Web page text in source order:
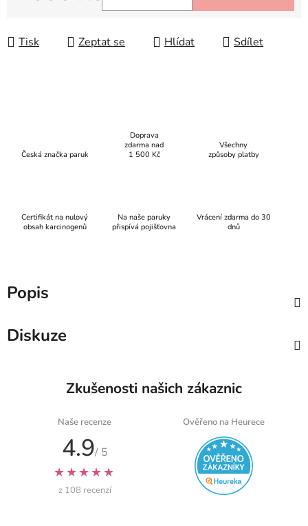
Tisk Zeptat se Hlídat Sdílet
Česká značka paruk
Doprava
zdarma nad
1 500 Kč
Všechny
způsoby platby
Certifikát na nulový
obsah karcinogenů
Na naše paruky
přispívá pojišťovna
Vrácení zdarma do 30
dnů
Popis
Diskuze
Zkušenosti našich zákaznic
Naše recenze
4.9/ 5
★★★★★
z 108 recenzí
Ověřeno na Heurece